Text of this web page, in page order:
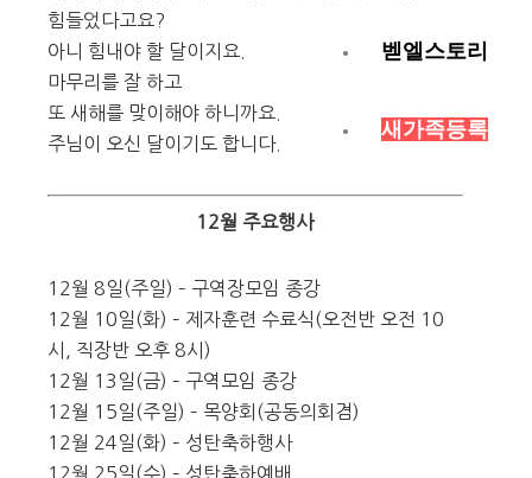
벧엘스토리
새가족등록
힘들었다고요?
아니 힘내야 할 달이지요.
마무리를 잘 하고
또 새해를 맞이해야 하니까요.
주님이 오신 달이기도 합니다.
12월 주요행사
12월 8일(주일) – 구역장모임 종강
12월 10일(화) – 제자훈련 수료식(오전반 오전 10
시, 직장반 오후 8시)
12월 13일(금) – 구역모임 종강
12월 15일(주일) – 목양회(공동의회겸)
12월 24일(화) – 성탄축하행사
12월 25일(수) – 성탄축하예배